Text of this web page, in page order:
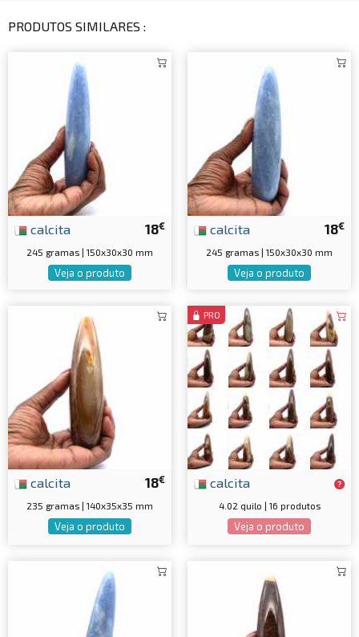
PRODUTOS SIMILARES :
18€
calcita
245 gramas | 150x30x30 mm
Veja o produto
18€
calcita
245 gramas | 150x30x30 mm
Veja o produto
18€
calcita
235 gramas | 140x35x35 mm
Veja o produto
PRO
calcita
4.02 quilo | 16 produtos
Veja o produto